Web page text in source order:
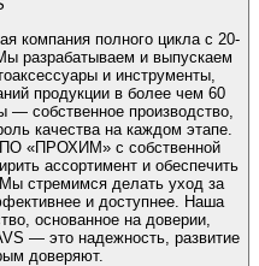
компания полного цикла с 20-
разрабатываем и выпускаем
и инструменты,
продукции в более чем 60
— собственное производство,
качества на каждом этапе.
«ПРОХИМ» с собственной
ассортимент и обеспечить
и доступнее. Наша
основанное на доверии,
— это надежность, развитие
доверяют.